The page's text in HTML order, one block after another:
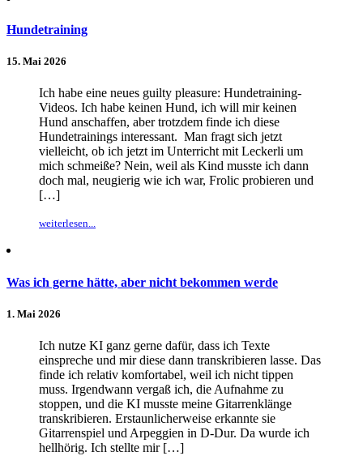
Hundetraining
15. Mai 2026
Ich habe eine neues guilty pleasure: Hundetraining-
Videos. Ich habe keinen Hund, ich will mir keinen
Hund anschaffen, aber trotzdem finde ich diese
Hundetrainings interessant. Man fragt sich jetzt
vielleicht, ob ich jetzt im Unterricht mit Leckerli um
mich schmeiße? Nein, weil als Kind musste ich dann
doch mal, neugierig wie ich war, Frolic probieren und
[…]
weiterlesen...
Was ich gerne hätte, aber nicht bekommen werde
1. Mai 2026
Ich nutze KI ganz gerne dafür, dass ich Texte
einspreche und mir diese dann transkribieren lasse. Das
finde ich relativ komfortabel, weil ich nicht tippen
muss. Irgendwann vergaß ich, die Aufnahme zu
stoppen, und die KI musste meine Gitarrenklänge
transkribieren. Erstaunlicherweise erkannte sie
Gitarrenspiel und Arpeggien in D-Dur. Da wurde ich
hellhörig. Ich stellte mir […]